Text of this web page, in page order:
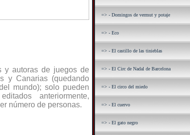
y autoras de juegos de
y Canarias (quedando
mundo); solo pueden
anteriormente,
número de personas.
=> - Domingos de vermut y potaje
=> - Eco
=> - El castillo de las tinieblas
=> - El Circ de Nadal de Barcelona
=> - El circo del miedo
=> - El cuervo
=> - El gato negro